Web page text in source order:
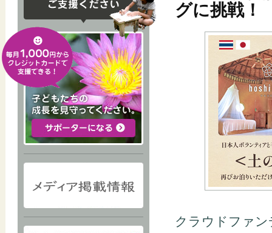
グに挑戦！
クラウドファ